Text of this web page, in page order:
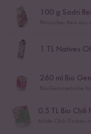
100 g Sadri
TL Natives
260 ml Bio
0,5 TL Bio Chili